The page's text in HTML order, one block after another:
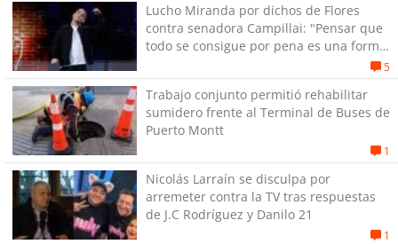
Lucho Miranda por dichos de Flores
contra senadora Campillai: "Pensar que
todo se consigue por pena es una forma
5
Trabajo conjunto permitió rehabilitar
sumidero frente al Terminal de Buses de
Puerto Montt
1
Nicolás Larraín se disculpa por
arremeter contra la TV tras respuestas
de J.C Rodríguez y Danilo 21
1